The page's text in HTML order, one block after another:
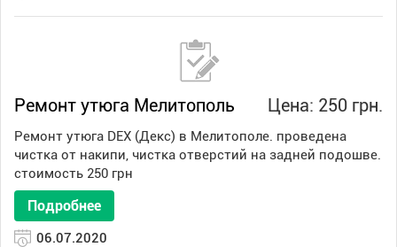
Цена: 250 грн.
Ремонт утюга Мелитополь
Ремонт утюга DEX (Декс) в Мелитополе. проведена
чистка от накипи, чистка отверстий на задней подошве.
стоимость 250 грн
Подробнее
06.07.2020